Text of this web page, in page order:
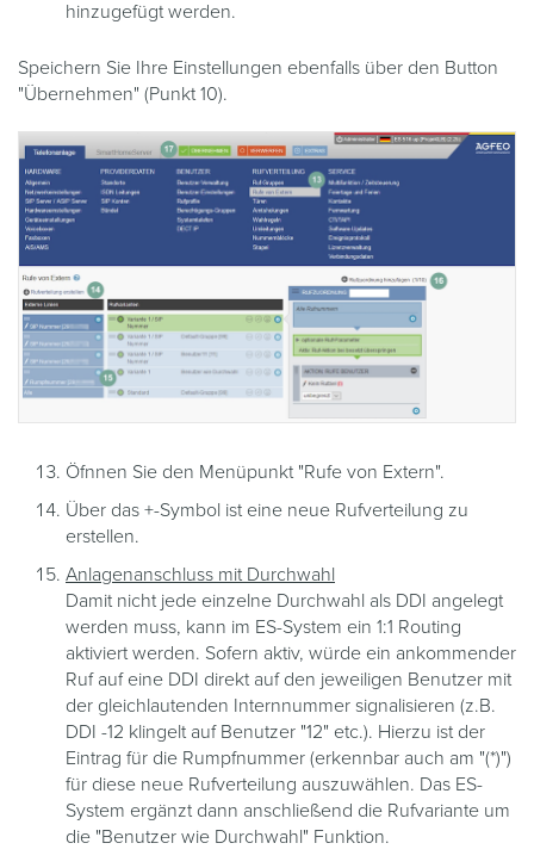
hinzugefügt werden.
Speichern Sie Ihre Einstellungen ebenfalls über den Button
"Übernehmen" (Punkt 10).
Öfnnen Sie den Menüpunkt "Rufe von Extern".
Über das +-Symbol ist eine neue Rufverteilung zu
erstellen.
Anlagenanschluss mit Durchwahl
Damit nicht jede einzelne Durchwahl als DDI angelegt
werden muss, kann im ES-System ein 1:1 Routing
aktiviert werden. Sofern aktiv, würde ein ankommender
Ruf auf eine DDI direkt auf den jeweiligen Benutzer mit
der gleichlautenden Internnummer signalisieren (z.B.
DDI -12 klingelt auf Benutzer "12" etc.). Hierzu ist der
Eintrag für die Rumpfnummer (erkennbar auch am "(*)")
für diese neue Rufverteilung auszuwählen. Das ES-
System ergänzt dann anschließend die Rufvariante um
die "Benutzer wie Durchwahl" Funktion.